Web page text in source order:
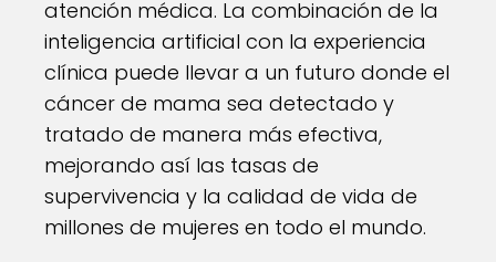
atención médica. La combinación de la
inteligencia artificial con la experiencia
clínica puede llevar a un futuro donde el
cáncer de mama sea detectado y
tratado de manera más efectiva,
mejorando así las tasas de
supervivencia y la calidad de vida de
millones de mujeres en todo el mundo.